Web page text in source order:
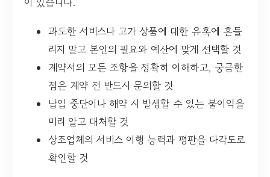
과도한 서비스나 고가 상품에 대한 유혹에 흔들
리지 말고 본인의 필요와 예산에 맞게 선택할 것
계약서의 모든 조항을 정확히 이해하고, 궁금한
점은 계약 전 반드시 문의할 것
납입 중단이나 해약 시 발생할 수 있는 불이익을
미리 알고 대처할 것
상조업체의 서비스 이행 능력과 평판을 다각도로
확인할 것